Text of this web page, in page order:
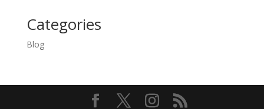
Categories
Blog